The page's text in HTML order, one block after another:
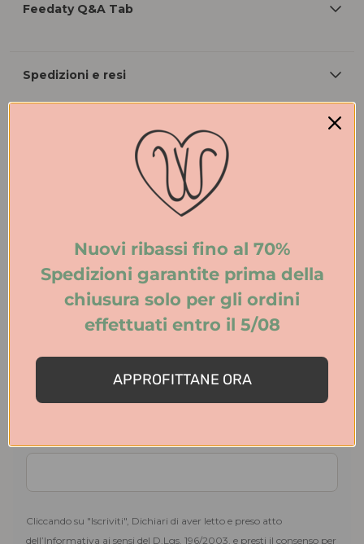
Feedaty Q&A Tab
Spedizioni e resi
Ritira nei negozi
E le spedizioni?
Leggi i dettagli
Ti serve aiuto? Contattaci!
Iscriviti alla Newsletter e avrai il 10% di sconto
sul tuo primo ordine
La promozione non è cumulabile con altre
Cliccando su "Iscriviti", Dichiari di aver letto e preso atto
dell’Informativa ai sensi del D.Lgs. 196/2003, e presti il consenso per
Nuovi ribassi fino al 70%
Spedizioni garantite prima della
chiusura solo per gli ordini
effettuati entro il 5/08
APPROFITTANE ORA